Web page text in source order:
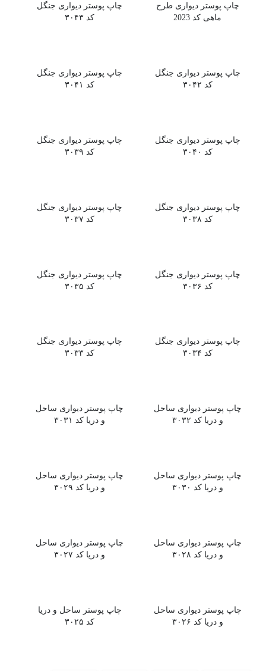
چاپ پوستر دیواری طرح
ماهی کد 2023
چاپ پوستر دیواری جنگل
کد ۳۰۴۳
چاپ پوستر دیواری جنگل
کد ۳۰۴۲
چاپ پوستر دیواری جنگل
کد ۳۰۴۱
چاپ پوستر دیواری جنگل
کد ۳۰۴۰
چاپ پوستر دیواری جنگل
کد ۳۰۳۹
چاپ پوستر دیواری جنگل
کد ۳۰۳۸
چاپ پوستر دیواری جنگل
کد ۳۰۳۷
چاپ پوستر دیواری جنگل
کد ۳۰۳۶
چاپ پوستر دیواری جنگل
کد ۳۰۳۵
چاپ پوستر دیواری جنگل
کد ۳۰۳۴
چاپ پوستر دیواری جنگل
کد ۳۰۳۳
چاپ پوستر دیواری ساحل
و دریا کد ۳۰۳۲
چاپ پوستر دیواری ساحل
و دریا کد ۳۰۳۱
چاپ پوستر دیواری ساحل
و دریا کد ۳۰۳۰
چاپ پوستر دیواری ساحل
و دریا کد ۳۰۲۹
چاپ پوستر دیواری ساحل
و دریا کد ۳۰۲۸
چاپ پوستر دیواری ساحل
و دریا کد ۳۰۲۷
چاپ پوستر دیواری ساحل
و دریا کد ۳۰۲۶
چاپ پوستر ساحل و دریا
کد ۳۰۲۵